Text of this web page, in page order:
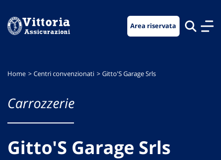
menu
contenuto
footer
Area riservata
Home Centri convenzionati Gitto'S Garage Srls
Carrozzerie
Gitto'S Garage Srls